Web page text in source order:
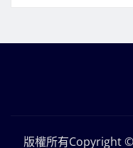
版權所有Copyright